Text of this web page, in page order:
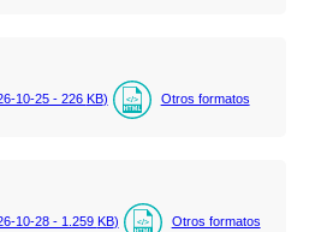
10-25 - 226 KB) Otros formatos
10-28 - 1.259 KB) Otros formatos